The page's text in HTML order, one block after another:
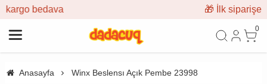
🎁 İlk siparişe %10 indirim
0
Anasayfa Winx Beslensı Açık Pembe 23998